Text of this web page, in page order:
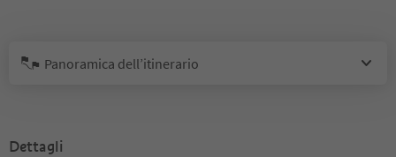
Panoramica dell’itinerario
Dettagli